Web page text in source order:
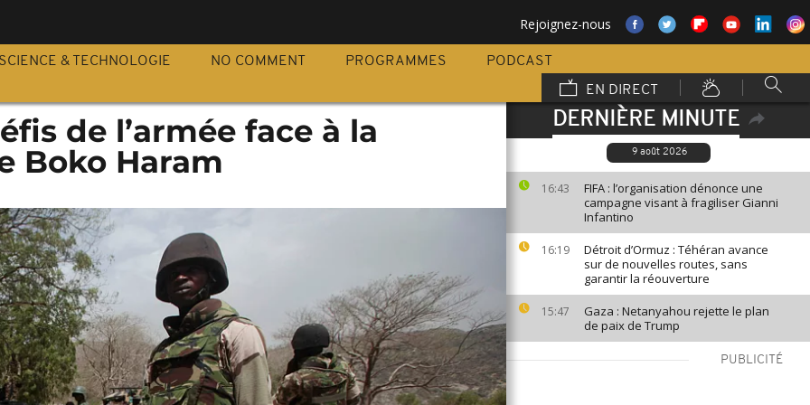
Rejoignez-nous
SCIENCE & TECHNOLOGIE NO COMMENT PROGRAMMES
PODCAST
EN DIRECT
DERNIÈRE MINUTE
9 août 2026
16:43
FIFA : l’organisation dénonce une
campagne visant à fragiliser Gianni
Infantino
16:19
Détroit d’Ormuz : Téhéran avance
sur de nouvelles routes, sans
garantir la réouverture
15:47
Gaza : Netanyahou rejette le plan
de paix de Trump
PUBLICITÉ
de l’armée face à la
Boko Haram